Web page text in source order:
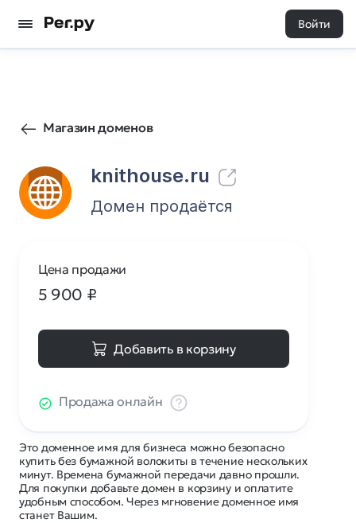
Войти
Магазин доменов
knithouse.ru
15 0
Домен продаётся
Это доменное имя для бизнеса можно безопасно
купить без бумажной волокиты в течение нескольких
минут. Времена бумажной передачи давно прошли.
Для покупки добавьте домен в корзину и оплатите
удобным способом. Через мгновение доменное имя
станет Вашим.
Цена продажи
5 900 ₽
Добавить в корзину
Продажа онлайн